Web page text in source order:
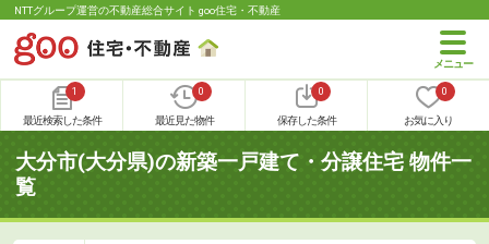
NTTグループ運営の不動産総合サイト goo住宅・不動産
1
最近検索した条件
0
最近見た物件
0
保存した条件
0
お気に入り
大分市(大分県)の新築一戸建て・分譲住宅 物件一
覧